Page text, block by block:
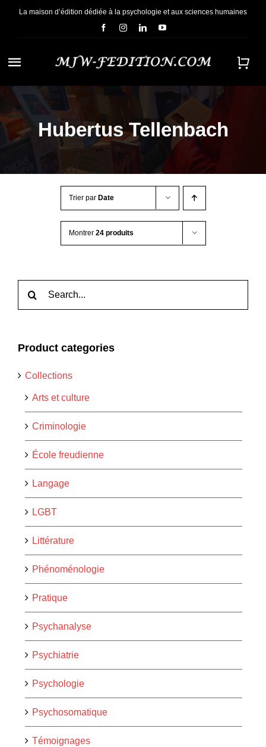
PasserLa maison d’édition dédiée à la psychologie et aux sciences humaines
Navigation
à
bascule
ACCUEIL
NOUS CONNAÎTRE
Hubertus Tellenbach
Trier par Date
Montrer 24 produits
Product categories
Collections
Arts et culture
Criminologie
École freudienne
Langage
LGBT
Littérature
Phénoménologie
Pratique
Psychanalyse
Psychiatrie
Psychologie
Psychosomatique
Témoignages